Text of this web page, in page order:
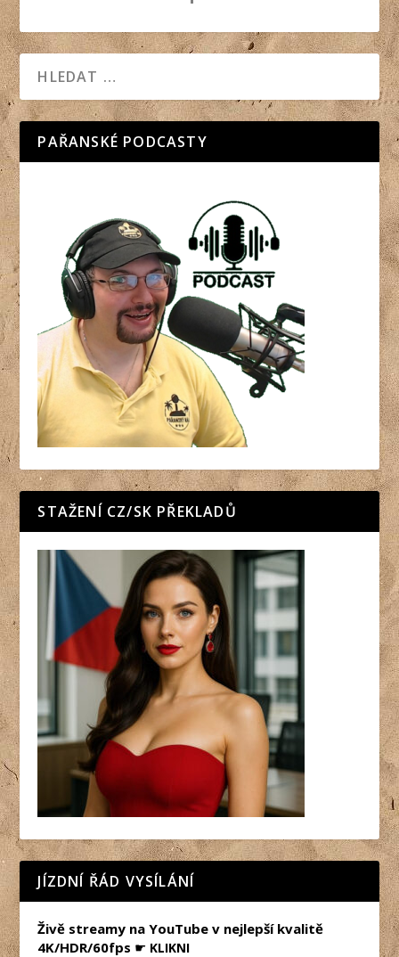
PAŘANSKÉ PODCASTY
STAŽENÍ CZ/SK PŘEKLADŮ
JÍZDNÍ ŘÁD VYSÍLÁNÍ
Živě streamy na YouTube v nejlepší kvalitě
4K/HDR/60fps ☛ KLIKNI